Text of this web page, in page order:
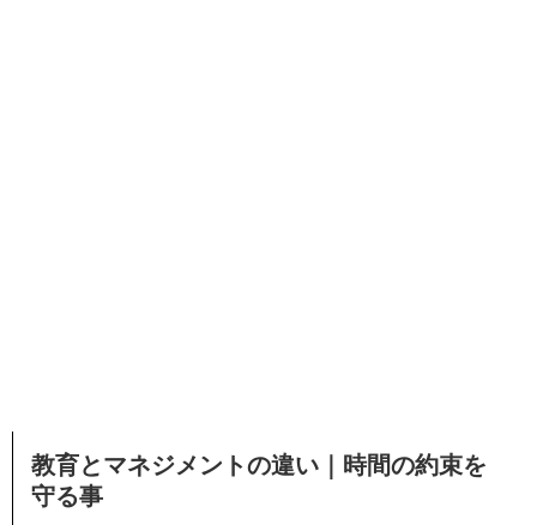
教育とマネジメントの違い｜時間の約束を
守る事